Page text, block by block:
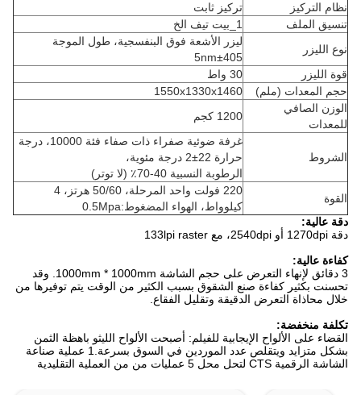
نظام التركيز
تركيز ثابت
تنسيق الملف
1_بيت تيف الخ
نوع الليزر
ليزر الأشعة فوق البنفسجية، طول الموجة
405±5nm
قوة الليزر
30 واط
حجم المعدات (ملم)
1550x1330x1460
الوزن الصافي
للمعدات
1200 كجم
الشروط
غرفة ضوئية صفراء ذات صفاء فئة 10000، درجة
حرارة 22±2 درجة مئوية،
الرطوبة النسبية 40-70٪ (لا توتر)
القوة
220 فولت واحد المرحلة، 50/60 هرتز، 4
كيلوواط، الهواء المضغوط:0.5Mpa
دقة عالية:
دقة 1270dpi أو 2540dpi، مع 133lpi raster
كفاءة عالية:
3 دقائق لإنهاء التعرض على حجم الشاشة 1000mm * 1000mm. وقد
تحسنت بكثير كفاءة صنع الشقوق بسبب الكثير من الوقت يتم توفيرها من
خلال محاذاة التعرض الدقيقة وتقليل الفقاع.
تكلفة منخفضة:
القضاء على الألواح الإيجابية للفيلم: أصبحت الألواح الليثو باهظة الثمن
بشكل متزايد ويتقلص عدد الموردين في السوق بسرعة.1 عملية صناعة
الشاشة الرقمية CTS لتحل محل 5 عمليات من من العملية التقليدية